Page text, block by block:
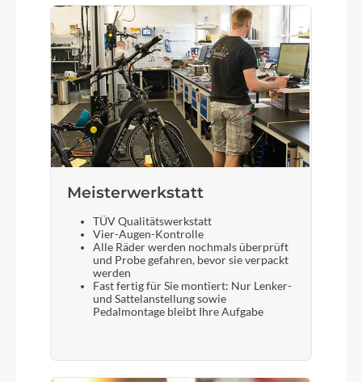
Meisterwerkstatt
TÜV Qualitätswerkstatt
Vier-Augen-Kontrolle
Alle Räder werden nochmals überprüft
und Probe gefahren, bevor sie verpackt
werden
Fast fertig für Sie montiert: Nur Lenker-
und Sattelanstellung sowie
Pedalmontage bleibt Ihre Aufgabe